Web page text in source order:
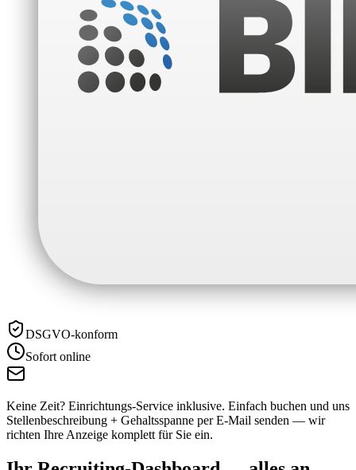
DSGVO-konform
Sofort online
Keine Zeit? Einrichtungs-Service inklusive. Einfach buchen und uns
Stellenbeschreibung + Gehaltsspanne per E-Mail senden — wir
richten Ihre Anzeige komplett für Sie ein.